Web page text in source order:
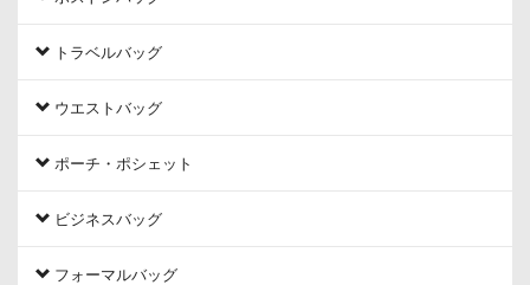
トラベルバッグ
ウエストバッグ
ポーチ・ポシェット
ビジネスバッグ
フォーマルバッグ